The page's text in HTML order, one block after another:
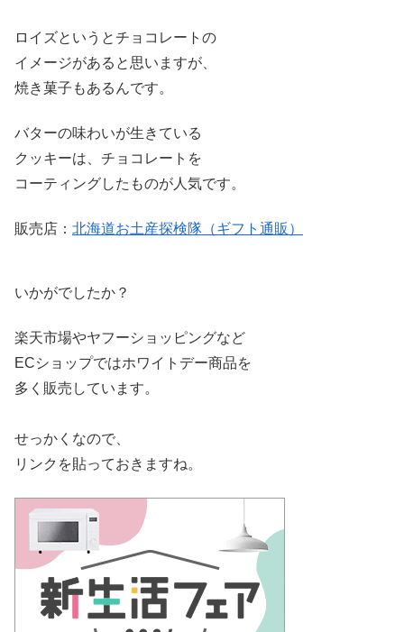
ロイズというとチョコレートの
イメージがあると思いますが、
焼き菓子もあるんです。
バターの味わいが生きている
クッキーは、チョコレートを
コーティングしたものが人気です。
販売店： 北海道お土産探検隊（ギフト通販）
いかがでしたか？
楽天市場やヤフーショッピングなど
ECショップではホワイトデー商品を
多く販売しています。
せっかくなので、
リンクを貼っておきますね。